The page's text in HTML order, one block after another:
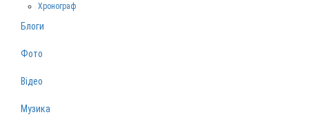
Хронограф
Блоги
Фото
Відео
Музика